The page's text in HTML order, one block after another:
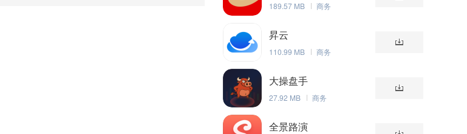
189.57 MB 商务
昇云
110.99 MB 商务
大操盘手
27.92 MB 商务
全景路演